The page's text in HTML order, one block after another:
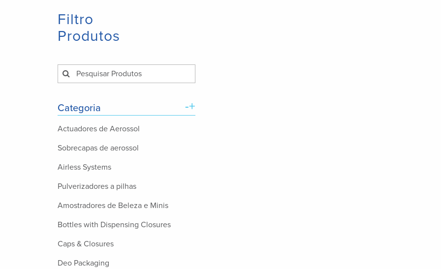
Filtro
Produtos
Categoria -+
Actuadores de Aerossol
Sobrecapas de aerossol
Airless Systems
Pulverizadores a pilhas
Amostradores de Beleza e Minis
Bottles with Dispensing Closures
Caps & Closures
Deo Packaging